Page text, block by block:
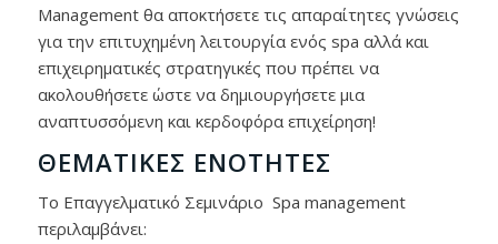
Management θα αποκτήσετε τις απαραίτητες γνώσεις
για την επιτυχημένη λειτουργία ενός spa αλλά και
επιχειρηματικές στρατηγικές που πρέπει να
ακολουθήσετε ώστε να δημιουργήσετε μια
αναπτυσσόμενη και κερδοφόρα επιχείρηση!
ΘΕΜΑΤΙΚΈΣ ΕΝΌΤΗΤΕΣ
Το Επαγγελματικό Σεμινάριο Spa management
περιλαμβάνει: